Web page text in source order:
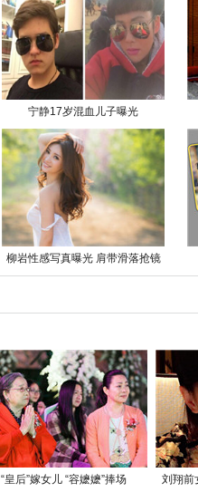
宁静17岁混血儿子曝光
柳岩性感写真曝光 肩带滑落抢镜
“皇后”嫁女儿 “容嬷嬷”捧场 刘翔前